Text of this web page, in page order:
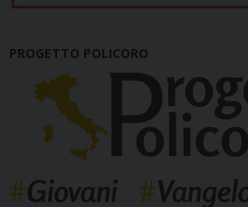
PROGETTO POLICORO